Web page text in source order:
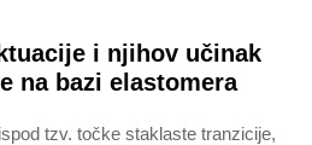
i njihov učinak
na bazi elastomera
tzv. točke staklaste tranzicije,